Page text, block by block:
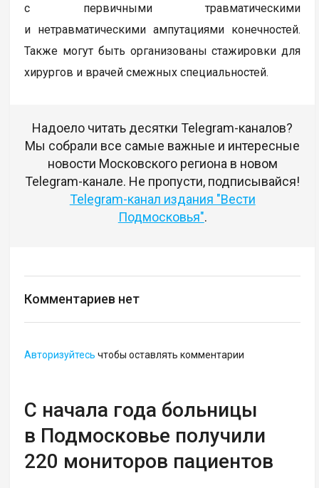
с первичными травматическими
и нетравматическими ампутациями конечностей.
Также могут быть организованы стажировки для
хирургов и врачей смежных специальностей.
Надоело читать десятки Telegram-каналов?
Мы собрали все самые важные и интересные
новости Московского региона в новом
Telegram-канале. Не пропусти, подписывайся!
Telegram-канал издания "Вести
Подмосковья".
Комментариев нет
Авторизуйтесь чтобы оставлять комментарии
С начала года больницы
в Подмосковье получили
220 мониторов пациентов